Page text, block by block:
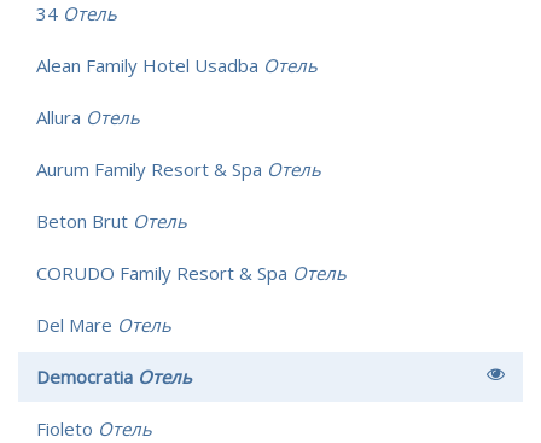
34 Отель
Alean Family Hotel Usadba Отель
Allura Отель
Aurum Family Resort & Spa Отель
Beton Brut Отель
CORUDO Family Resort & Spa Отель
Del Mare Отель
Democratia Отель
Fioleto Отель